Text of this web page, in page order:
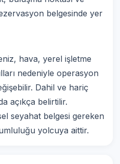
belgesinde yer
hava, yerel işletme
nedeniyle operasyon
Dahil ve hariç
açıkça belirtilir.
seyahat belgesi gereken
yolcuya aittir.